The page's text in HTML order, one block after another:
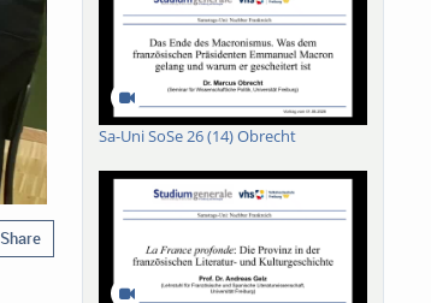
Share
Sa-Uni SoSe 26 (14) Obrecht